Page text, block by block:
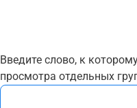
Введите слово, к
просмотра отдельных